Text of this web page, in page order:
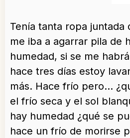
Tenía tanta ropa juntada
me iba a agarrar pila de
humedad, si se me
hace tres días estoy
más. Hace frío pero…
el frío seca y el sol
hay humedad ¿qué se
hace un frío de morirse